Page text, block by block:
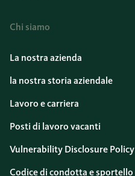
Chi siamo
La nostra azienda
la nostra storia aziendale
Lavoro e carriera
Posti di lavoro vacanti
Vulnerability Disclosure Policy
Codice di condotta e sportello